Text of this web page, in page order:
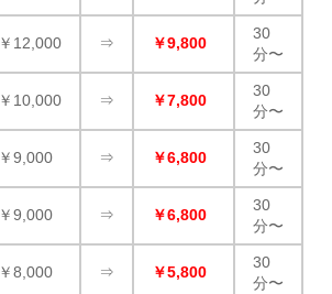
￥12,000 ⇒ ￥9,800
30
分〜
￥10,000 ⇒ ￥7,800
30
分〜
￥9,000 ⇒ ￥6,800
30
分〜
￥9,000 ⇒ ￥6,800
30
分〜
￥8,000 ⇒ ￥5,800
30
分〜